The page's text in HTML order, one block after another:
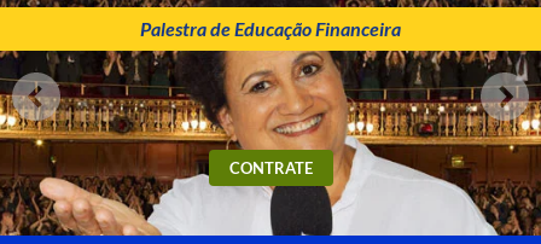
Palestra de Educação Financeira
CONTRATE